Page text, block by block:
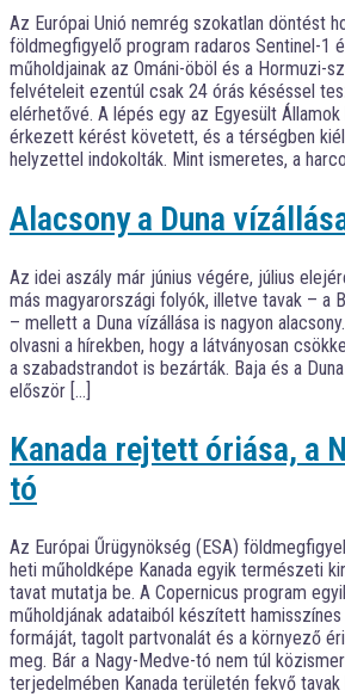
Az Európai Unió nemrég szokatlan döntést
földmegfigyelő program radaros Sentinel-1
műholdjainak az Ománi-öböl és a Hormuzi-
felvételeit ezentúl csak 24 órás késéssel
elérhetővé. A lépés egy az Egyesült Államok
érkezett kérést követett, és a térségben
helyzettel indokolták. Mint ismeretes, a
Alacsony a Duna
Az idei aszály már június végére, július
más magyarországi folyók, illetve tavak – a
– mellett a Duna vízállása is nagyon
olvasni a hírekben, hogy a látványosan
a szabadstrandot is bezárták. Baja és a
először […]
Kanada rejtett óriása, a
tó
Az Európai Űrügynökség (ESA)
heti műholdképe Kanada egyik természeti
tavat mutatja be. A Copernicus program
műholdjának adataiból készített
formáját, tagolt partvonalát és a környező
meg. Bár a Nagy-Medve-tó nem túl
terjedelmében Kanada területén fekvő tavak